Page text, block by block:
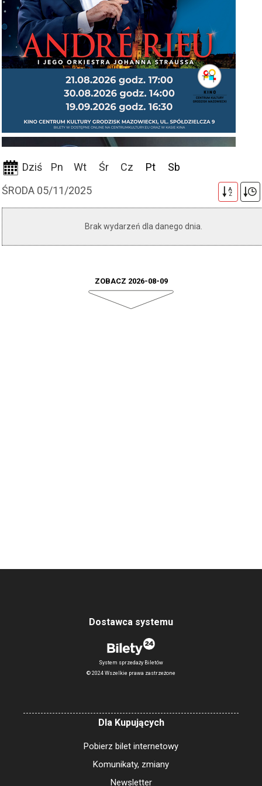
Dziś Pn Wt Śr Cz Pt
Sb
ŚRODA 05/11/2025
A
Z
Brak wydarzeń dla danego dnia.
ZOBACZ 2026-08-09
Dostawca systemu
System sprzedaży Biletów
© 2024 Wszelkie prawa zastrzeżone
Dla Kupujących
Pobierz bilet internetowy
Komunikaty, zmiany
Newsletter